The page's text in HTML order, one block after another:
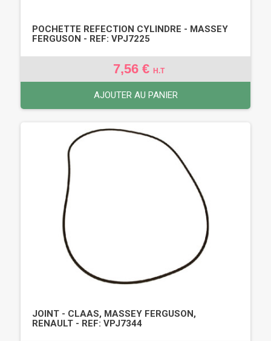
POCHETTE REFECTION CYLINDRE - MASSEY
FERGUSON - REF: VPJ7225
7,56 € H.T
AJOUTER AU PANIER
JOINT - CLAAS, MASSEY FERGUSON,
RENAULT - REF: VPJ7344